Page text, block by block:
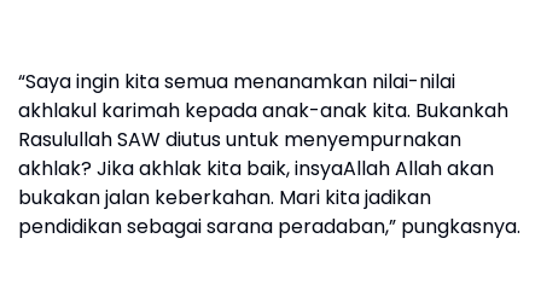
‎“Saya ingin kita semua menanamkan nilai-nilai
akhlakul karimah kepada anak-anak kita. Bukankah
Rasulullah SAW diutus untuk menyempurnakan
akhlak? Jika akhlak kita baik, insyaAllah Allah akan
bukakan jalan keberkahan. Mari kita jadikan
pendidikan sebagai sarana peradaban,” pungkasnya.